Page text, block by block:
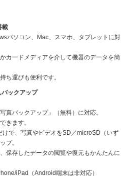
載
パソコン、Mac、スマホ、タブレットに対
カードメディアを介して機器のデータを簡
ち運びも便利です。
ックアップ
真バックアップ」（無料）に対応。
きます。
で、写真やビデオをSD／microSD（いず
プ。
保存したデータの閲覧や復元もかんたんに
iPad（Android端末は非対応）